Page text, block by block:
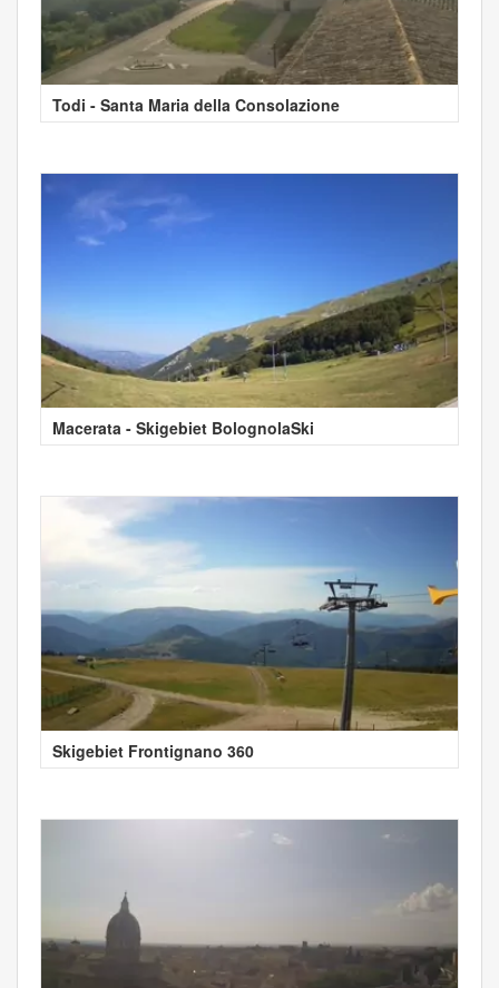
Todi - Santa Maria della Consolazione
Macerata - Skigebiet BolognolaSki
Skigebiet Frontignano 360